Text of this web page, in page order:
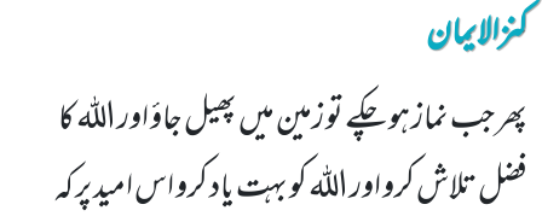
کنزالایمان
پھر جب نماز ہوچکے تو زمین میں پھیل جاؤ اور اللہ کا
فضل تلاش کرو اور اللہ کو بہت یاد کرو اس امید پر کہ